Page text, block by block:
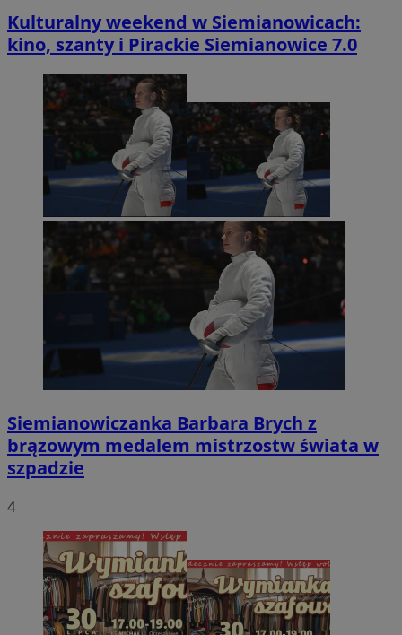
Kulturalny weekend w Siemianowicach:
kino, szanty i Pirackie Siemianowice 7.0
Siemianowiczanka Barbara Brych z
brązowym medalem mistrzostw świata w
szpadzie
4